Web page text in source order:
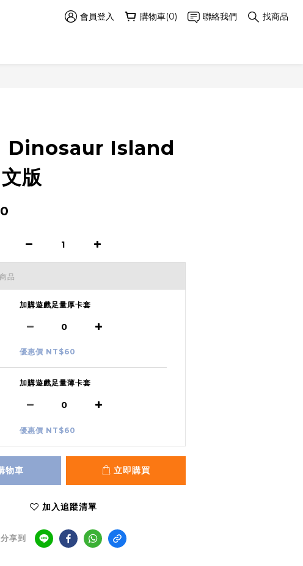
會員登入 購物車(0) 聯絡我們 找商品
Dinosaur Island
版
品
加購遊戲足量厚卡套
優惠價 NT$60
加購遊戲足量薄卡套
優惠價 NT$60
物車 立即購買
加入追蹤清單
分享到